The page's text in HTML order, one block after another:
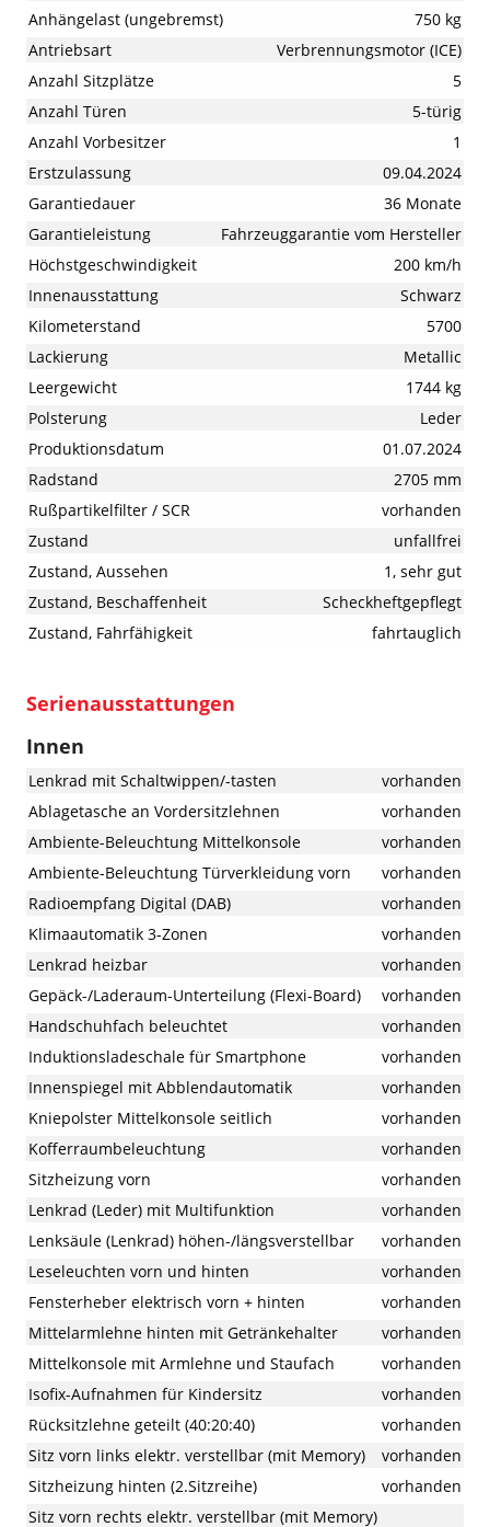
Anhängelast (ungebremst)
750 kg
Antriebsart
Verbrennungsmotor (ICE)
Anzahl Sitzplätze
5
Anzahl Türen
5-türig
Anzahl Vorbesitzer
1
Erstzulassung
09.04.2024
Garantiedauer
36 Monate
Garantieleistung
Fahrzeuggarantie vom Hersteller
Höchstgeschwindigkeit
200 km/h
Innenausstattung
Schwarz
Kilometerstand
5700
Lackierung
Metallic
Leergewicht
1744 kg
Polsterung
Leder
Produktionsdatum
01.07.2024
Radstand
2705 mm
Rußpartikelfilter / SCR
vorhanden
Zustand
unfallfrei
Zustand, Aussehen
1, sehr gut
Zustand, Beschaffenheit
Scheckheftgepflegt
Zustand, Fahrfähigkeit
fahrtauglich
Serienausstattungen
Innen
Lenkrad mit Schaltwippen/-tasten
vorhanden
Ablagetasche an Vordersitzlehnen
vorhanden
Ambiente-Beleuchtung Mittelkonsole
vorhanden
Ambiente-Beleuchtung Türverkleidung vorn
vorhanden
Radioempfang Digital (DAB)
vorhanden
Klimaautomatik 3-Zonen
vorhanden
Lenkrad heizbar
vorhanden
Gepäck-/Laderaum-Unterteilung (Flexi-Board)
vorhanden
Handschuhfach beleuchtet
vorhanden
Induktionsladeschale für Smartphone
vorhanden
Innenspiegel mit Abblendautomatik
vorhanden
Kniepolster Mittelkonsole seitlich
vorhanden
Kofferraumbeleuchtung
vorhanden
Sitzheizung vorn
vorhanden
Lenkrad (Leder) mit Multifunktion
vorhanden
Lenksäule (Lenkrad) höhen-/längsverstellbar
vorhanden
Leseleuchten vorn und hinten
vorhanden
Fensterheber elektrisch vorn + hinten
vorhanden
Mittelarmlehne hinten mit Getränkehalter
vorhanden
Mittelkonsole mit Armlehne und Staufach
vorhanden
Isofix-Aufnahmen für Kindersitz
vorhanden
Rücksitzlehne geteilt (40:20:40)
vorhanden
Sitz vorn links elektr. verstellbar (mit Memory)
vorhanden
Sitzheizung hinten (2.Sitzreihe)
vorhanden
Sitz vorn rechts elektr. verstellbar (mit Memory)